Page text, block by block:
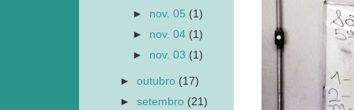
► nov. 05 (1)
► nov. 04 (1)
► nov. 03 (1)
►outubro (17)
►setembro (21)